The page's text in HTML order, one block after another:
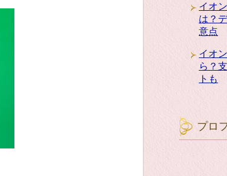
イオ
は？
意点
イオ
ら？
トも
プロ